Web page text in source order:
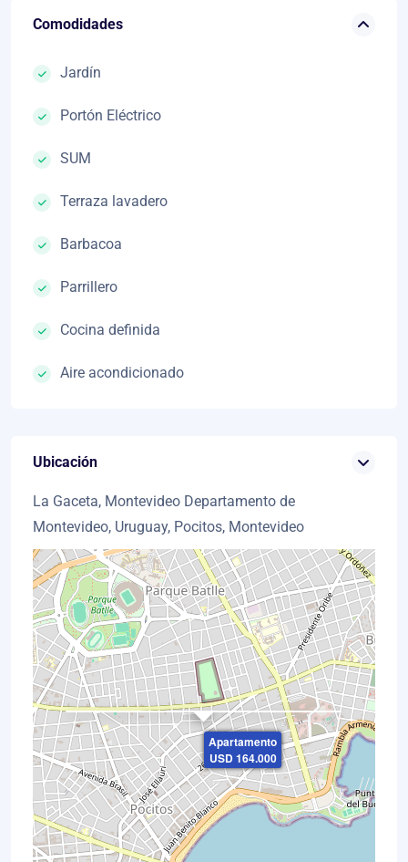
Comodidades
Jardín
Portón Eléctrico
SUM
Terraza lavadero
Barbacoa
Parrillero
Cocina definida
Aire acondicionado
Ubicación
La Gaceta, Montevideo Departamento de
Montevideo, Uruguay, Pocitos, Montevideo
Apartamento
USD 164.000
×